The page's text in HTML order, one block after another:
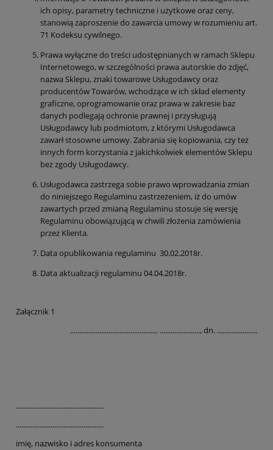
ich opisy, parametry techniczne i użytkowe oraz ceny,
stanowią zaproszenie do zawarcia umowy w rozumieniu art.
71 Kodeksu cywilnego.
Prawa wyłączne do treści udostępnianych w ramach Sklepu
Internetowego, w szczególności prawa autorskie do zdjęć,
nazwa Sklepu, znaki towarowe Usługodawcy oraz
producentów Towarów, wchodzące w ich skład elementy
graficzne, oprogramowanie oraz prawa w zakresie baz
danych podlegają ochronie prawnej i przysługują
Usługodawcy lub podmiotom, z którymi Usługodawca
zawarł stosowne umowy. Zabrania się kopiowania, czy też
innych form korzystania z jakichkolwiek elementów Sklepu
bez zgody Usługodawcy.
Usługodawca zastrzega sobie prawo wprowadzania zmian
do niniejszego Regulaminu zastrzeżeniem, iż do umów
zawartych przed zmianą Regulaminu stosuje się wersję
Regulaminu obowiązującą w chwili złożenia zamówienia
przez Klienta.
Data opublikowania regulaminu 30.02.2018r.
Data aktualizacji regulaminu 04.04.2018r.
Załącznik 1
................................................ ......................, dn. ......................
................................................
................................................
imię, nazwisko i adres konsumenta